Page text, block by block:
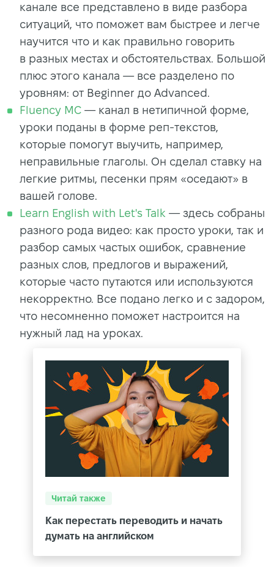
канале все представлено в виде разбора
ситуаций, что поможет вам быстрее и легче
научится что и как правильно говорить
в разных местах и обстоятельствах. Большой
плюс этого канала — все разделено по
уровням: от Beginner до Advanced.
Fluency MC — канал в нетипичной форме,
уроки поданы в форме реп-текстов,
которые помогут выучить, например,
неправильные глаголы. Он сделал ставку на
легкие ритмы, песенки прям «оседают» в
вашей голове.
Learn English with Let's Talk — здесь собраны
разного рода видео: как просто уроки, так и
разбор самых частых ошибок, сравнение
разных слов, предлогов и выражений,
которые часто путаются или используются
некорректно. Все подано легко и с задором,
что несомненно поможет настроится на
нужный лад на уроках.
Читай также
Как перестать переводить и начать
думать на английском